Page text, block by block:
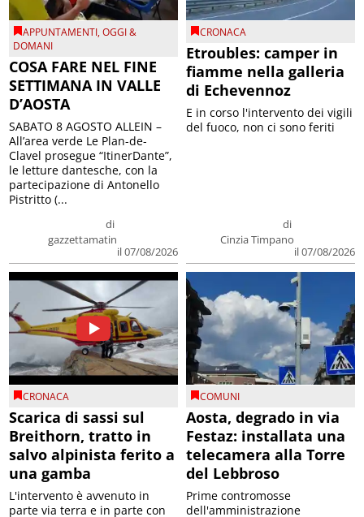
APPUNTAMENTI,OGGI &
DOMANI
COSA FARE NEL FINE
SETTIMANA IN VALLE
D’AOSTA
di
gazzettamatin
il 07/08/2026
SABATO 8 AGOSTO ALLEIN –
All’area verde Le Plan-de-
Clavel prosegue “ItinerDante”,
le letture dantesche, con la
partecipazione di Antonello
Pistritto (...
CRONACA
Etroubles: camper in
fiamme nella galleria
di Echevennoz
di
Cinzia Timpano
il 07/08/2026
E in corso l'intervento dei vigili
del fuoco, non ci sono feriti
CRONACA
Scarica di sassi sul
Breithorn, tratto in
salvo alpinista ferito a
una gamba
L'intervento è avvenuto in
parte via terra e in parte con
COMUNI
Aosta, degrado in via
Festaz: installata una
telecamera alla Torre
del Lebbroso
Prime contromosse
dell'amministrazione